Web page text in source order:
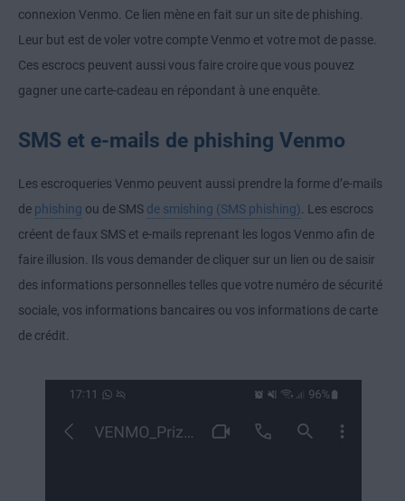
connexion Venmo. Ce lien mène en fait sur un site de phishing.
Leur but est de voler votre compte Venmo et votre mot de passe.
Ces escrocs peuvent aussi vous faire croire que vous pouvez
gagner une carte-cadeau en répondant à une enquête.
SMS et e-mails de phishing Venmo
Les escroqueries Venmo peuvent aussi prendre la forme d’e-mails
de phishing ou de SMS de smishing (SMS phishing). Les escrocs
créent de faux SMS et e-mails reprenant les logos Venmo afin de
faire illusion. Ils vous demander de cliquer sur un lien ou de saisir
des informations personnelles telles que votre numéro de sécurité
sociale, vos informations bancaires ou vos informations de carte
de crédit.